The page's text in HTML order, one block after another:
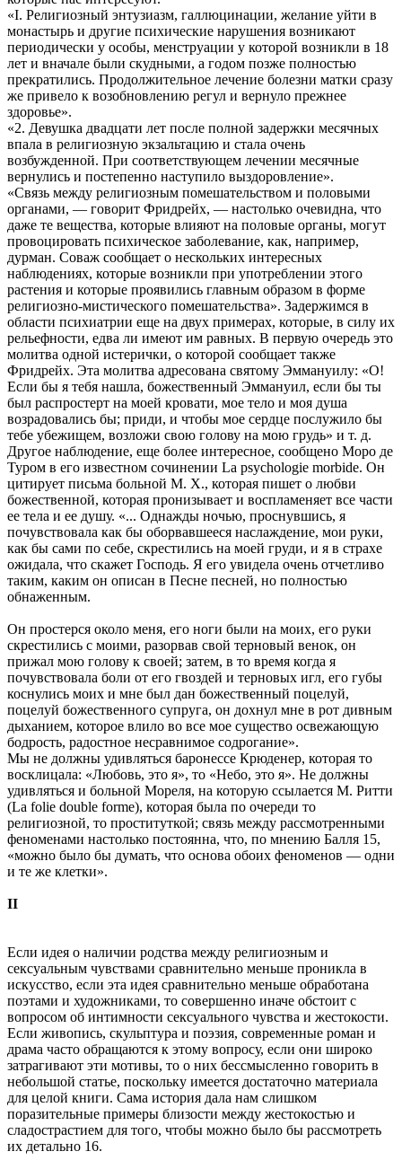
«I. Религиозный энтузиазм, галлюцинации, желание уйти в
монастырь и другие психические нарушения возникают
периодически у особы, менструации у которой возникли в 18
лет и вначале были скудными, а годом позже полностью
прекратились. Продолжительное лечение болезни матки сразу
же привело к возобновлению регул и вернуло прежнее
здоровье».
«2. Девушка двадцати лет после полной задержки месячных
впала в религиозную экзальтацию и стала очень
возбужденной. При соответствующем лечении месячные
вернулись и постепенно наступило выздоровление».
«Связь между религиозным помешательством и половыми
органами, — говорит Фридрейх, — настолько очевидна, что
даже те вещества, которые влияют на половые органы, могут
провоцировать психическое заболевание, как, например,
дурман. Соваж сообщает о нескольких интересных
наблюдениях, которые возникли при употреблении этого
растения и которые проявились главным образом в форме
религиозно-мистического помешательства». Задержимся в
области психиатрии еще на двух примерах, которые, в силу их
рельефности, едва ли имеют им равных. В первую очередь это
молитва одной истерички, о которой сообщает также
Фридрейх. Эта молитва адресована святому Эммануилу: «О!
Если бы я тебя нашла, божественный Эммануил, если бы ты
был распростерт на моей кровати, мое тело и моя душа
возрадовались бы; приди, и чтобы мое сердце послужило бы
тебе убежищем, возложи свою голову на мою грудь» и т. д.
Другое наблюдение, еще более интересное, сообщено Моро де
Туром в его известном сочинении La psychologie morbide. Он
цитирует письма больной М. X., которая пишет о любви
божественной, которая пронизывает и воспламеняет все части
ее тела и ее душу. «... Однажды ночью, проснувшись, я
почувствовала как бы оборвавшееся наслаждение, мои руки,
как бы сами по себе, скрестились на моей груди, и я в страхе
ожидала, что скажет Господь. Я его увидела очень отчетливо
таким, каким он описан в Песне песней, но полностью
обнаженным.
Он простерся около меня, его ноги были на моих, его руки
скрестились с моими, разорвав свой терновый венок, он
прижал мою голову к своей; затем, в то время когда я
почувствовала боли от его гвоздей и терновых игл, его губы
коснулись моих и мне был дан божественный поцелуй,
поцелуй божественного супруга, он дохнул мне в рот дивным
дыханием, которое влило во все мое существо освежающую
бодрость, радостное несравнимое содрогание».
Мы не должны удивляться баронессе Крюденер, которая то
восклицала: «Любовь, это я», то «Небо, это я». Не должны
удивляться и больной Мореля, на которую ссылается М. Ритти
(La folie double forme), которая была по очереди то
религиозной, то проституткой; связь между рассмотренными
феноменами настолько постоянна, что, по мнению Балля 15,
«можно было бы думать, что основа обоих феноменов — одни
и те же клетки».
II
Если идея о наличии родства между религиозным и
сексуальным чувствами сравнительно меньше проникла в
искусство, если эта идея сравнительно меньше обработана
поэтами и художниками, то совершенно иначе обстоит с
вопросом об интимности сексуального чувства и жестокости.
Если живопись, скульптура и поэзия, современные роман и
драма часто обращаются к этому вопросу, если они широко
затрагивают эти мотивы, то о них бессмысленно говорить в
небольшой статье, поскольку имеется достаточно материала
для целой книги. Сама история дала нам слишком
поразительные примеры близости между жестокостью и
сладострастием для того, чтобы можно было бы рассмотреть
их детально 16.